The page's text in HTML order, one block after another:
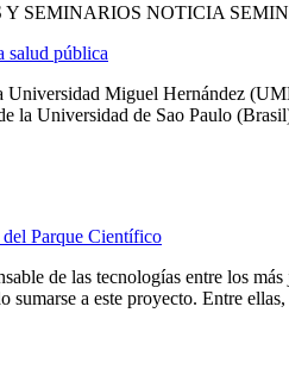
SEMINARIOS NOTICIA
salud pública
Miguel Hernández
la Universidad de Sao Paulo
Parque Científico
de las tecnologías entre los
a este proyecto. Entre